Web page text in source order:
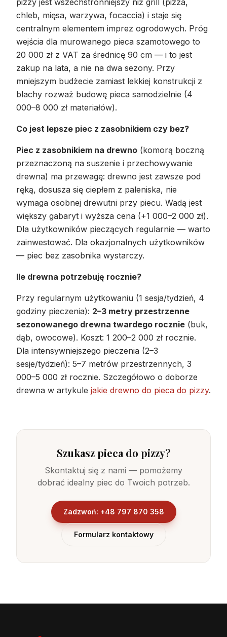
pizzy jest wszechstronniejszy niż grill (pizza,
chleb, mięsa, warzywa, focaccia) i staje się
centralnym elementem imprez ogrodowych. Próg
wejścia dla murowanego pieca szamotowego to
20 000 zł z VAT za średnicę 90 cm — i to jest
zakup na lata, a nie na dwa sezony. Przy
mniejszym budżecie zamiast lekkiej konstrukcji z
blachy rozważ budowę pieca samodzielnie (4
000–8 000 zł materiałów).
Co jest lepsze piec z zasobnikiem czy bez?
Piec z zasobnikiem na drewno (komorą boczną
przeznaczoną na suszenie i przechowywanie
drewna) ma przewagę: drewno jest zawsze pod
ręką, dosusza się ciepłem z paleniska, nie
wymaga osobnej drewutni przy piecu. Wadą jest
większy gabaryt i wyższa cena (+1 000–2 000 zł).
Dla użytkowników pieczących regularnie — warto
zainwestować. Dla okazjonalnych użytkowników
— piec bez zasobnika wystarczy.
Ile drewna potrzebuję rocznie?
Przy regularnym użytkowaniu (1 sesja/tydzień, 4
godziny pieczenia): 2–3 metry przestrzenne
sezonowanego drewna twardego rocznie (buk,
dąb, owocowe). Koszt: 1 200–2 000 zł rocznie.
Dla intensywniejszego pieczenia (2–3
sesje/tydzień): 5–7 metrów przestrzennych, 3
000–5 000 zł rocznie. Szczegółowo o doborze
drewna w artykule jakie drewno do pieca do pizzy.
Szukasz pieca do pizzy?
Skontaktuj się z nami — pomożemy
dobrać idealny piec do Twoich potrzeb.
Zadzwoń: +48 797 870 358
Formularz kontaktowy